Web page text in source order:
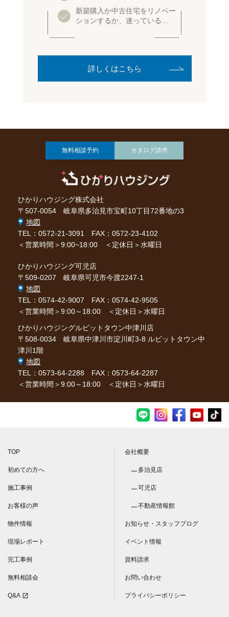
新築購入か中古住宅をリノベー
ションするか、迷っている…
詳しくはこちら
ひかりハウジング株式会社
〒507-0054 岐阜県多治見市宝町10丁目72番地の3
地図
TEL：0572-21-3091 FAX：0572-23-4102
＜営業時間＞9:00~18:00 ＜定休日＞水曜日
ひかりハウジング可児店
〒509-0207 岐阜県可児市今渡2247-1
地図
TEL：0574-42-9007 FAX：0574-42-9505
＜営業時間＞9:00～18:00 ＜定休日＞水曜日
ひかりハウジングルビットタウン中津川店
〒508-0034 岐阜県中津川市淀川町3-8 ルビットタウン中
津川1階
地図
TEL：0573-64-2288 FAX：0573-64-2287
＜営業時間＞9:00～18:00 ＜定休日＞水曜日
無料相談予約 カタログ請求
TOP
初めての方へ
施工事例
お客様の声
物件情報
現場レポート
完工事例
無料相談会
Q&A open_in_new
会社概要
多治見店
可児店
不動産情報館
お知らせ・スタッフブログ
イベント情報
資料請求
お問い合わせ
プライバシーポリシー